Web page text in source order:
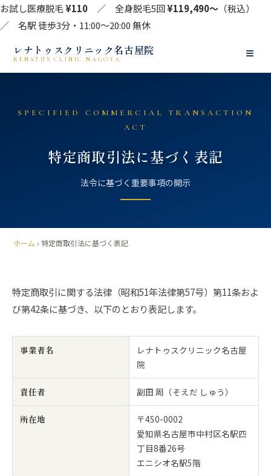
お試し医療脱毛¥110 ／ 全身脱毛5回¥119,490〜 （税込）
／ 名駅 徒歩3分・11:00〜20:00 無休
レナトゥスクリニック名古屋院
RENATUS CLINIC NAGOYA ≡
SPECIFIED COMMERCIAL TRANSACTION
ACT
特定商取引法に基づく表記
法令に基づく重要事項の開示
ホーム › 特定商取引法に基づく表記
特定商取引に関する法律（昭和51年法律第57号）第11条およ
び第42条に基づき、以下のとおり表記します。
事業者名
レナトゥスクリニック名古屋
院
責任者 副田 周（そえだ しゅう）
所在地
〒450-0002
愛知県名古屋市中村区名駅四
丁目8番26号
エニシオ名駅5階